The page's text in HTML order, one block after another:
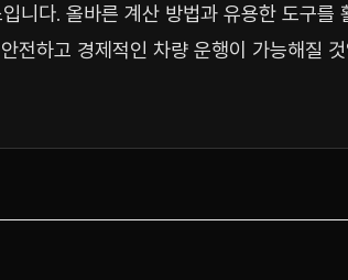
니다. 올바른 계산 방법과 유용한 도구를
전하고 경제적인 차량 운행이 가능해질